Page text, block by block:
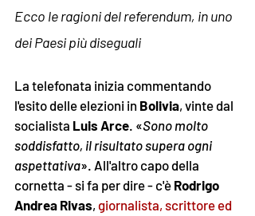
Ecco le ragioni del referendum, in uno
dei Paesi più diseguali
La telefonata inizia commentando
l'esito delle elezioni in Bolivia, vinte dal
socialista Luis Arce. «Sono molto
soddisfatto, il risultato supera ogni
aspettativa». All'altro capo della
cornetta - si fa per dire - c'è Rodrigo
Andrea Rivas, giornalista, scrittore ed